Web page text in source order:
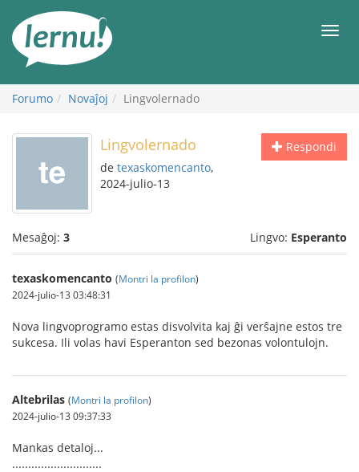
enhavo
Forumo Novaĵoj Lingvolernado
Respondi
Lingvolernado
de texaskomencanto,
2024-julio-13
Mesaĝoj: 3 Lingvo: Esperanto
texaskomencanto (Montri la profilon)
2024-julio-13 03:48:31
Nova lingvoprogramo estas disvolvita kaj ĝi verŝajne estos tre
sukcesa. Ili volas havi Esperanton sed bezonas volontulojn.
Altebrilas (Montri la profilon)
2024-julio-13 09:37:33
Mankas detaloj...
............................